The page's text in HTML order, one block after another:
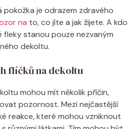
pokožka je odrazem zdravého
na to, co jíte a jak žijete. A kdo
fleky stanou pouze nezvaným
dekoltu.
flíčků na dekoltu
mohou mít několik příčin,
pozornost. Mezi nejčastější
reakce, které mohou vzniknout